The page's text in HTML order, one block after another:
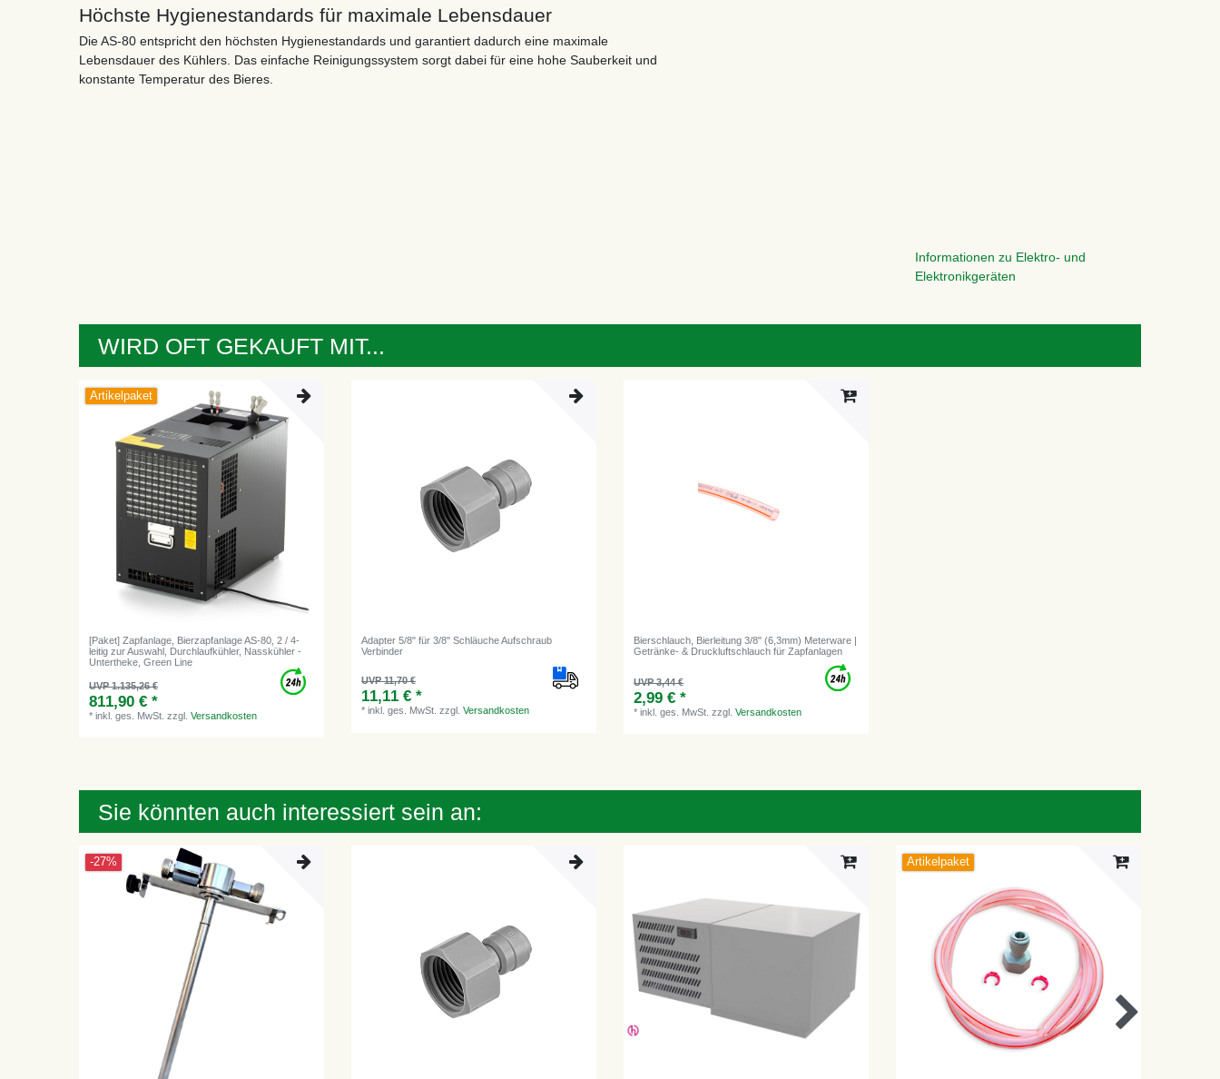
Höchste Hygienestandards für maximale Lebensdauer
Die AS-80 entspricht den höchsten Hygienestandards und garantiert dadurch eine maximale
Lebensdauer des Kühlers. Das einfache Reinigungssystem sorgt dabei für eine hohe Sauberkeit und
konstante Temperatur des Bieres.
Informationen zu Elektro- und
Elektronikgeräten
WIRD OFT GEKAUFT MIT...
Artikelpaket
[Paket] Zapfanlage, Bierzapfanlage AS-80, 2 / 4-
leitig zur Auswahl, Durchlaufkühler, Nasskühler -
Untertheke, Green Line
UVP 1.135,26 €
811,90 € *
*inkl. ges. MwSt. zzgl.Versandkosten
Adapter 5/8" für 3/8" Schläuche Aufschraub
Verbinder
UVP 11,70 €
11,11 € *
*inkl. ges. MwSt. zzgl.Versandkosten
Bierschlauch, Bierleitung 3/8" (6,3mm) Meterware |
Getränke- & Druckluftschlauch für Zapfanlagen
UVP 3,44 €
2,99 € *
*inkl. ges. MwSt. zzgl.Versandkosten
Sie könnten auch interessiert sein an:
-27% Artikelpaket